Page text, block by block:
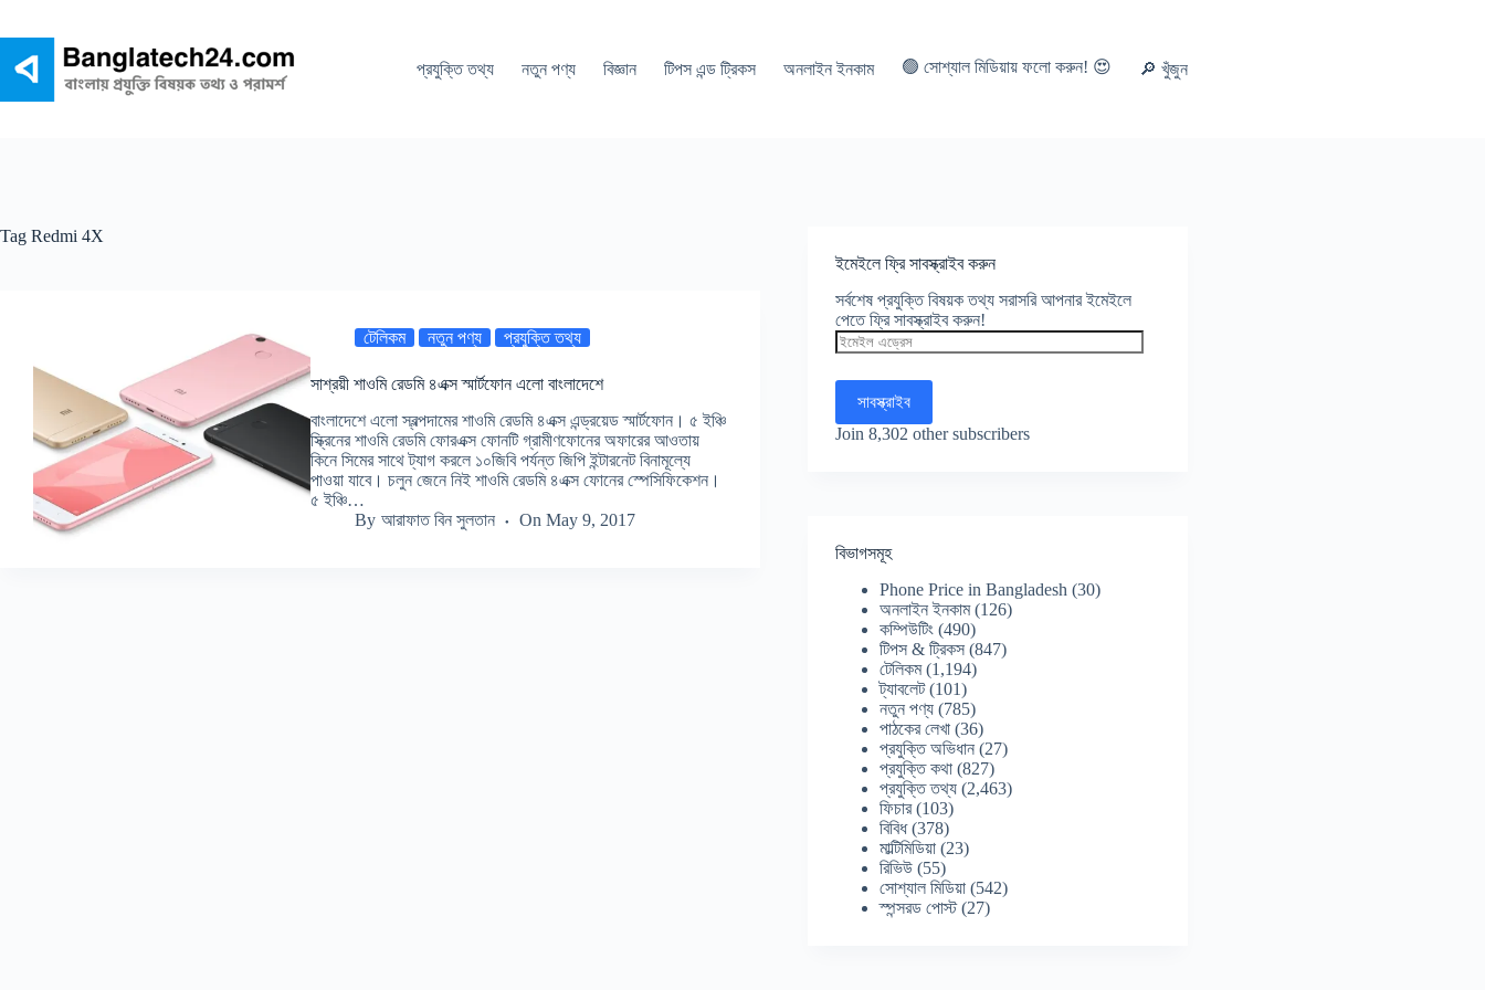
প্রযুক্তি তথ্য
নতুন পণ্য বিজ্ঞান টিপস এন্ড ট্রিকস অনলাইন ইনকাম 🟢 সোশ্যাল মিডিয়ায় ফলো করুন! 😍 🔎 খুঁজুন
Tag Redmi 4X
টেলিকম নতুন পণ্য প্রযুক্তি তথ্য
সাশ্রয়ী শাওমি রেডমি ৪এক্স স্মার্টফোন এলো বাংলাদেশে
বাংলাদেশে এলো স্বল্পদামের শাওমি রেডমি ৪এক্স এন্ড্রয়েড স্মার্টফোন। ৫ ইঞ্চি
স্ক্রিনের শাওমি রেডমি ফোরএক্স ফোনটি গ্রামীণফোনের অফারের আওতায়
কিনে সিমের সাথে ট্যাগ করলে ১০জিবি পর্যন্ত জিপি ইন্টারনেট বিনামূল্যে
পাওয়া যাবে। চলুন জেনে নিই শাওমি রেডমি ৪এক্স ফোনের স্পেসিফিকেশন।
৫ ইঞ্চি…
By আরাফাত বিন সুলতান On May 9, 2017
ইমেইলে ফ্রি সাবস্ক্রাইব করুন
সর্বশেষ প্রযুক্তি বিষয়ক তথ্য সরাসরি আপনার ইমেইলে
পেতে ফ্রি সাবস্ক্রাইব করুন!
ইমেইল
এড্রেস
সাবস্ক্রাইব
Join 8,302 other subscribers
বিভাগসমূহ
Phone Price in Bangladesh (30)
অনলাইন ইনকাম(126)
কম্পিউটিং (490)
টিপস & ট্রিকস (847)
টেলিকম(1,194)
ট্যাবলেট(101)
নতুন পণ্য (785)
পাঠকের লেখা (36)
প্রযুক্তি অভিধান (27)
প্রযুক্তি কথা (827)
প্রযুক্তি তথ্য (2,463)
ফিচার(103)
বিবিধ(378)
মাল্টিমিডিয়া (23)
রিভিউ (55)
সোশ্যাল মিডিয়া (542)
স্পন্সরড পোস্ট(27)